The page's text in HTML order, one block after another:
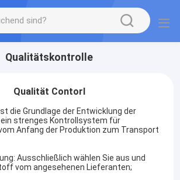
Qualitätskontrolle
Qualität Contorl
die Grundlage der Entwicklung der
ein strenges Kontrollsystem für
Anfang der Produktion zum Transport
Ausschließlich wählen Sie aus und
vom angesehenen Lieferanten;